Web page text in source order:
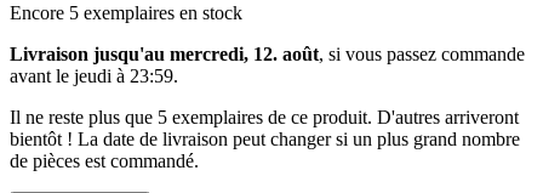
Encore 5 exemplaires en stock
Livraison jusqu'au mercredi, 12. août, si vous passez commande
avant le jeudi à 23:59.
Il ne reste plus que 5 exemplaires de ce produit. D'autres arriveront
bientôt ! La date de livraison peut changer si un plus grand nombre
de pièces est commandé.